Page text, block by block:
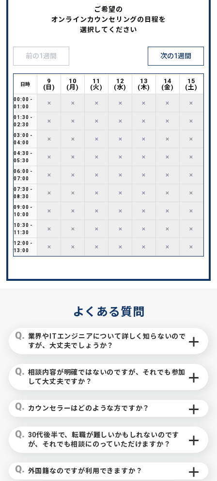
ご希望の
オンラインカウンセリングの日程を
選択してください
前の1週間 次の1週間
日時
00:00 -
01:00
01:30 -
02:30
03:00 -
04:00
04:30 -
05:30
06:00 -
07:00
07:30 -
08:30
09:00 -
10:00
10:30 -
11:30
12:00 -
13:00
9
( 日)
✕
✕
✕
✕
✕
✕
✕
✕
✕
10
(月)
✕
✕
✕
✕
✕
✕
✕
✕
✕
11
(火)
✕
✕
✕
✕
✕
✕
✕
✕
✕
12
(水)
✕
✕
✕
✕
✕
✕
✕
✕
✕
13
(木)
✕
✕
✕
✕
✕
✕
✕
✕
✕
14
(金)
✕
✕
✕
✕
✕
✕
✕
✕
✕
15
(土)
✕
✕
✕
✕
✕
✕
✕
✕
✕
よくある質問
業界やITエンジニアについて詳しく知らないので
すが、大丈夫でしょうか？
相談内容が明確ではないのですが、それでも参加
して大丈夫ですか？
カウンセラーはどのような方ですか？
30代後半で、転職が難しいかもしれないのです
が、それでも相談にのっていただけますか？
外国籍なのですが利用できますか？